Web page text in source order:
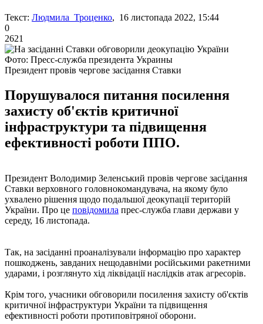
Текст: Людмила Троценко, 16 листопада 2022, 15:44
0
2621
Фото: Пресс-служба президента Украины
Президент провів чергове засідання Ставки
Порушувалося питання посилення
захисту об'єктів критичної
інфраструктури та підвищення
ефективності роботи ППО.
Президент Володимир Зеленський провів чергове засідання
Ставки верховного головнокомандувача, на якому було
ухвалено рішення щодо подальшої деокупації територій
України. Про це повідомила прес-служба глави держави у
середу, 16 листопада.
Так, на засіданні проаналізували інформацію про характер
пошкоджень, завданих нещодавніми російськими ракетними
ударами, і розглянуто хід ліквідації наслідків атак агресорів.
Крім того, учасники обговорили посилення захисту об'єктів
критичної інфраструктури України та підвищення
ефективності роботи протиповітряної оборони.